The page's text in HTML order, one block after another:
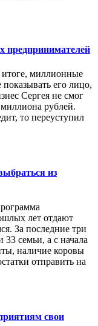
предпринимателей
итоге, миллионные
его лицо,
Сергея не смог
миллиона рублей.
то переуступил
из
лет отдают
За последние три
семьи, а с начала
наличие коровы
отправить на
свои